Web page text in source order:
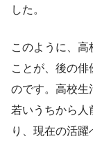
した。
このように、
ことが、後の
のです。高校生
若いうちから人
り、現在の活躍